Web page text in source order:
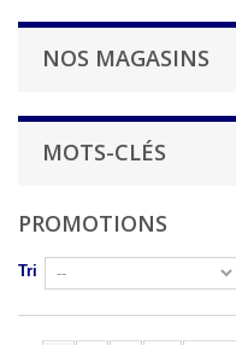
NOS MAGASINS
MOTS-CLÉS
PROMOTIONS
Tri